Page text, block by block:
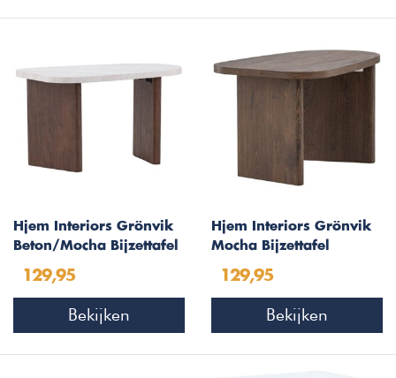
Hjem Interiors Grönvik
Beton/Mocha Bijzettafel
129,95
Bekijken
Hjem Interiors Grönvik
Mocha Bijzettafel
129,95
Bekijken